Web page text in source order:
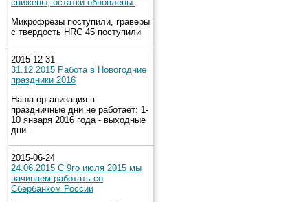
снижены, остатки обновлены.
Микрофрезы поступили, граверы
с твердость HRC 45 поступили
2015-12-31
31.12.2015 Работа в Новогодние
праздники 2016
Наша организация в
праздничные дни не работает: 1-
10 января 2016 года - выходные
дни.
2015-06-24
24.06.2015 С 9го июля 2015 мы
начинаем работать со
Сбербанком России